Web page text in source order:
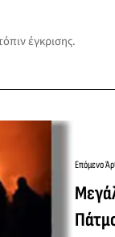
έγκρισης.
Επόμενο